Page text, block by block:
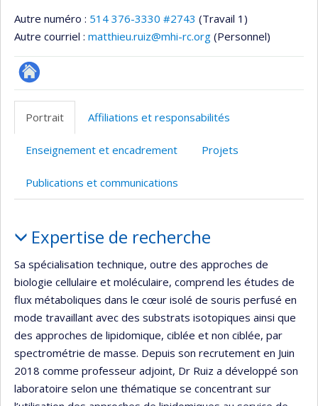
Autre numéro : 514 376-3330 #2743 (Travail 1)
Autre courriel : matthieu.ruiz@mhi-rc.org (Personnel)
Site
l’unité
recherche
Portrait Affiliations et responsabilités
Enseignement et encadrement Projets
Publications et communications
Expertise de recherche
Sa spécialisation technique, outre des approches de
biologie cellulaire et moléculaire, comprend les études de
flux métaboliques dans le cœur isolé de souris perfusé en
mode travaillant avec des substrats isotopiques ainsi que
des approches de lipidomique, ciblée et non ciblée, par
spectrométrie de masse. Depuis son recrutement en Juin
2018 comme professeur adjoint, Dr Ruiz a développé son
laboratoire selon une thématique se concentrant sur